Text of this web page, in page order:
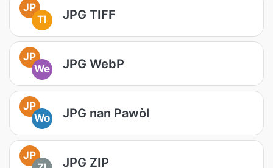
JP
TI
JPG TIFF
JP
We
JPG WebP
JP
Wo
JPG nan Pawòl
JP
JPG ZIP